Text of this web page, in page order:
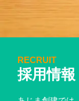
RECRUIT
採用情報